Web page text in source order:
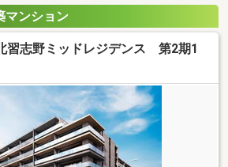
マンション
習志野ミッドレジデンス 第2期1